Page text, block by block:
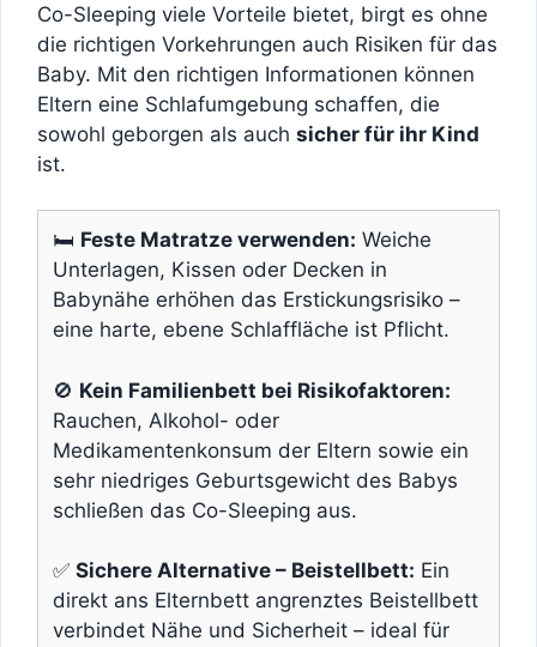
Co-Sleeping viele Vorteile bietet, birgt es ohne
die richtigen Vorkehrungen auch Risiken für das
Baby. Mit den richtigen Informationen können
Eltern eine Schlafumgebung schaffen, die
sowohl geborgen als auch sicher für ihr Kind
ist.
🛏️ Feste Matratze verwenden: Weiche
Unterlagen, Kissen oder Decken in
Babynähe erhöhen das Erstickungsrisiko –
eine harte, ebene Schlaffläche ist Pflicht.
🚫 Kein Familienbett bei Risikofaktoren:
Rauchen, Alkohol- oder
Medikamentenkonsum der Eltern sowie ein
sehr niedriges Geburtsgewicht des Babys
schließen das Co-Sleeping aus.
✅ Sichere Alternative – Beistellbett: Ein
direkt ans Elternbett angrenztes Beistellbett
verbindet Nähe und Sicherheit – ideal für